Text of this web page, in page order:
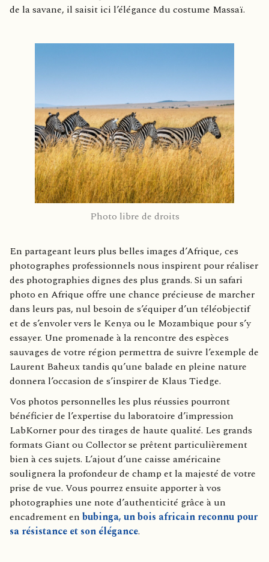
de la savane, il saisit ici l’élégance du costume Massaï.
Photo libre de droits
En partageant leurs plus belles images d’Afrique, ces
photographes professionnels nous inspirent pour réaliser
des photographies dignes des plus grands. Si un safari
photo en Afrique offre une chance précieuse de marcher
dans leurs pas, nul besoin de s’équiper d’un téléobjectif
et de s’envoler vers le Kenya ou le Mozambique pour s’y
essayer. Une promenade à la rencontre des espèces
sauvages de votre région permettra de suivre l’exemple de
Laurent Baheux tandis qu’une balade en pleine nature
donnera l’occasion de s’inspirer de Klaus Tiedge.
Vos photos personnelles les plus réussies pourront
bénéficier de l’expertise du laboratoire d’impression
LabKorner pour des tirages de haute qualité. Les grands
formats Giant ou Collector se prêtent particulièrement
bien à ces sujets. L’ajout d’une caisse américaine
soulignera la profondeur de champ et la majesté de votre
prise de vue. Vous pourrez ensuite apporter à vos
photographies une note d’authenticité grâce à un
encadrement en bubinga, un bois africain reconnu pour
sa résistance et son élégance.